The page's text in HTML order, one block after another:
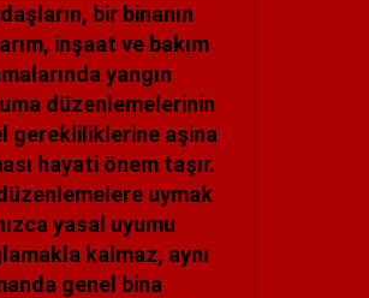
bir binanın
inşaat ve bakım
yangın
düzenlemelerinin
gerekliliklerine aşina
hayati önem taşır.
uymak
yasal uyumu
kalmaz, aynı
genel bina